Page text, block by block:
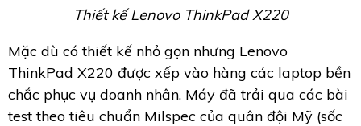
Thiết kế Lenovo ThinkPad X220
Mặc dù có thiết kế nhỏ gọn nhưng Lenovo
ThinkPad X220 được xếp vào hàng các laptop bền
chắc phục vụ doanh nhân. Máy đã trải qua các bài
test theo tiêu chuẩn Milspec của quân đội Mỹ (sốc